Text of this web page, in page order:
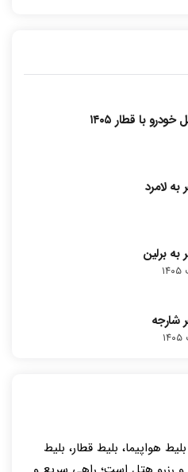
با قطار ۱۴۰۵
به لامرد
به برلین
شارجه
هواپیما، بلیط قطار، بلیط